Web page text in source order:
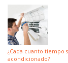
¿Cada cuanto
acondicionado?